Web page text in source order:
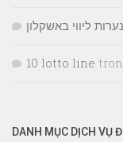
נערות ליווי באשקלון
10 lotto line
DANH MỤC DỊCH VỤ